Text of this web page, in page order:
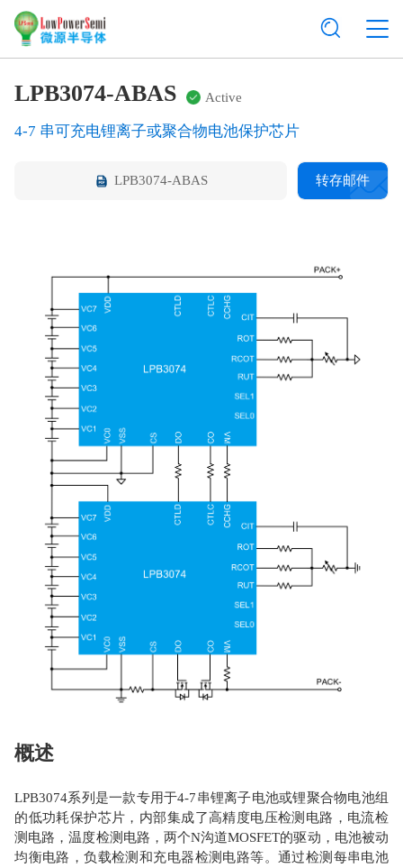
LPB3074-ABAS Active
4-7 串可充电锂离子或聚合物电池保护芯片
LPB3074-ABAS 转存邮件
概述
LPB3074系列是一款专用于4-7串锂离子电池或锂聚合物电池组
的低功耗保护芯片，内部集成了高精度电压检测电路，电流检
测电路，温度检测电路，两个N沟道MOSFET的驱动，电池被动
均衡电路，负载检测和充电器检测电路等。通过检测每串电池